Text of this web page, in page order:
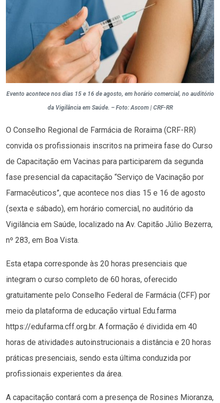
Evento acontece nos dias 15 e 16 de agosto, em horário comercial, no auditório
da Vigilância em Saúde. – Foto: Ascom | CRF-RR
O Conselho Regional de Farmácia de Roraima (CRF-RR)
convida os profissionais inscritos na primeira fase do Curso
de Capacitação em Vacinas para participarem da segunda
fase presencial da capacitação “Serviço de Vacinação por
Farmacêuticos”, que acontece nos dias 15 e 16 de agosto
(sexta e sábado), em horário comercial, no auditório da
Vigilância em Saúde, localizado na Av. Capitão Júlio Bezerra,
nº 283, em Boa Vista.
Esta etapa corresponde às 20 horas presenciais que
integram o curso completo de 60 horas, oferecido
gratuitamente pelo Conselho Federal de Farmácia (CFF) por
meio da plataforma de educação virtual Edu.farma
https://edufarma.cff.org.br. A formação é dividida em 40
horas de atividades autoinstrucionais a distância e 20 horas
práticas presenciais, sendo esta última conduzida por
profissionais experientes da área.
A capacitação contará com a presença de Rosines Mioranza,